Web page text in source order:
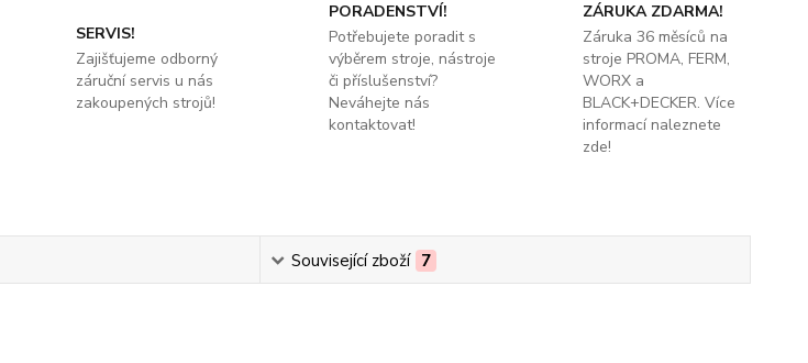
SERVIS!
Zajišťujeme odborný
záruční servis u nás
zakoupených strojů!
PORADENSTVÍ!
Potřebujete poradit s
výběrem stroje, nástroje
či příslušenství?
Neváhejte nás
kontaktovat!
ZÁRUKA ZDARMA!
Záruka 36 měsíců na
stroje PROMA, FERM,
WORX a
BLACK+DECKER. Více
informací naleznete
zde!
Související zboží 7